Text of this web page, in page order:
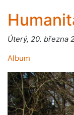
Úterý, 20. března
Album